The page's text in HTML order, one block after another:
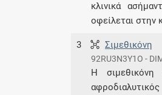
κλινικά
οφείλεται στην
3 Σιμεθικόνη
92RU3N3Y1O -
Η σιμεθικόνη